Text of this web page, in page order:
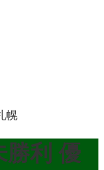
幌
勝利 優